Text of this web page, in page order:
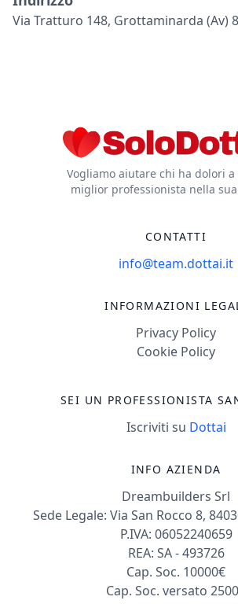
Via Tratturo 148, Grottaminarda (av)
Vogliamo aiutare chi ha dolori
miglior professionista nella
CONTATTI
info@team.dottai.it
INFORMAZIONI
Privacy Policy
Cookie Policy
SEI UN PROFESSIONISTA
Iscriviti su Dottai
INFO AZIENDA
Dreambuilders Srl
Sede Legale: Via San Rocco 8,
P.IVA: 06052240659
REA: SA - 493726
Cap. Soc. 10000€
Cap. Soc. versato